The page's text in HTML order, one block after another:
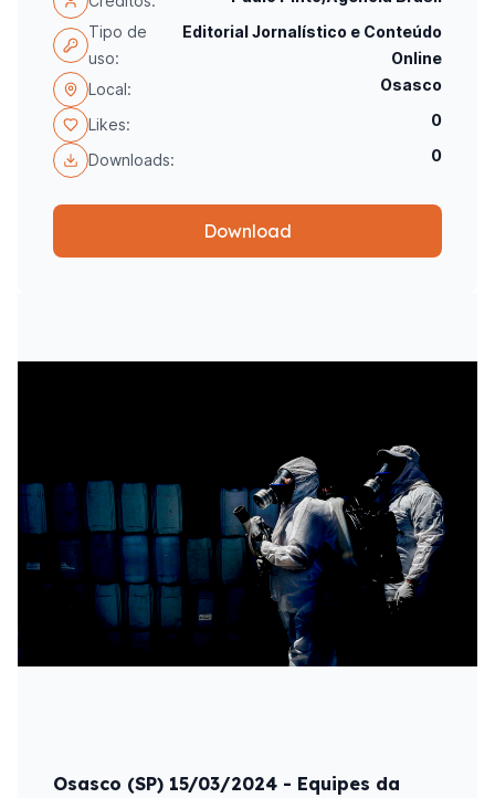
Tipo de
uso:
Editorial Jornalístico e Conteúdo
Online
Local:
Osasco
Likes: 0
Downloads: 0
Download
Osasco (SP) 15/03/2024 - Equipes da